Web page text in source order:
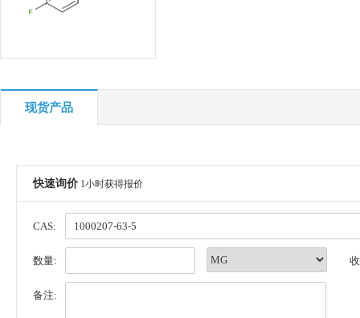
现货产品
快速询价 1小时获得报价
CAS:
数量:
备注: